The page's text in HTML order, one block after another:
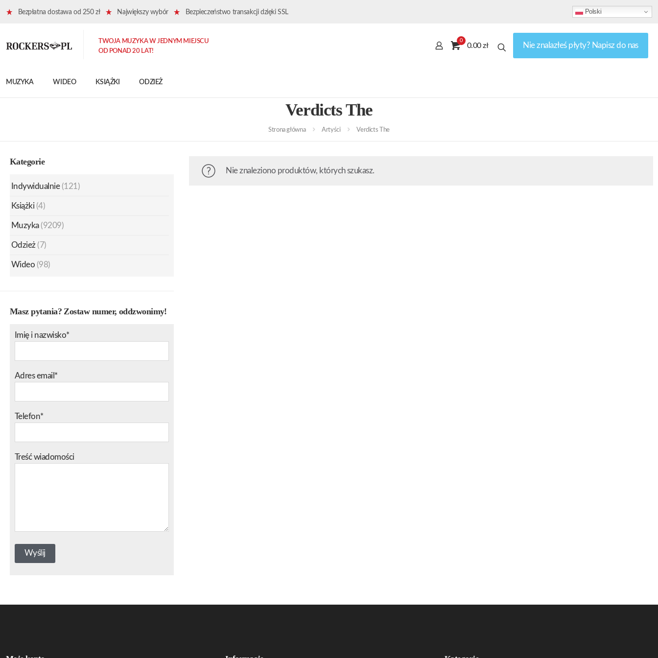
Bezpłatna dostawa od 250 zł Największy wybór Bezpieczeństwo transakcji dzięki SSL Polski
MUZYKA WIDEO KSIĄŻKI ODZIEŻ
TWOJA MUZYKA W JEDNYM MIEJSCU
OD PONAD 20 LAT!
0
0.00 zł Nie znalazłeś płyty? Napisz do nas
Verdicts The
Strona główna Artyści Verdicts The
Nie znaleziono produktów, których szukasz.
Kategorie
Indywidualnie (121)
Książki (4)
Muzyka (9209)
Odzież (7)
Wideo (98)
Masz pytania? Zostaw numer, oddzwonimy!
Imię i nazwisko*
Adres email*
Telefon*
Treść wiadomości